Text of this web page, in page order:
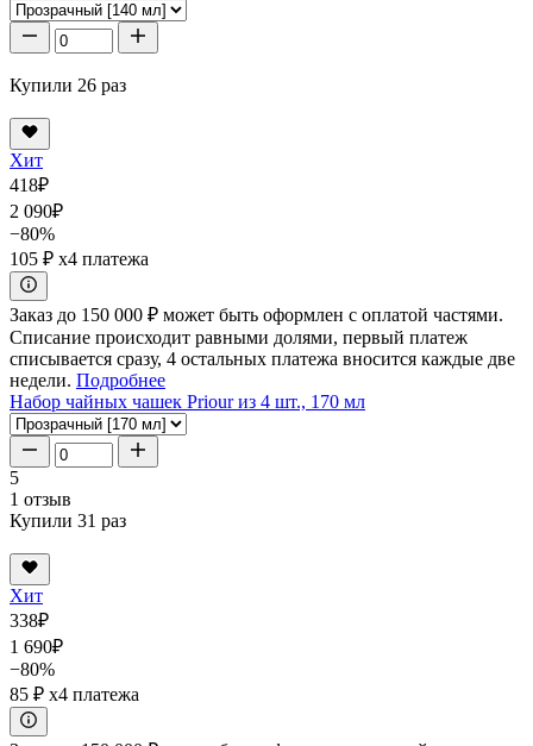
Купили 26 раз
Хит
418₽
2 090₽
−80%
105 ₽ x4 платежа
Заказ до 150 000 ₽ может быть оформлен с оплатой частями.
Списание происходит равными долями, первый платеж
списывается сразу, 4 остальных платежа вносится каждые две
недели. Подробнее
Набор чайных чашек Priour из 4 шт., 170 мл
5
1 отзыв
Купили 31 раз
Хит
338₽
1 690₽
−80%
85 ₽ x4 платежа